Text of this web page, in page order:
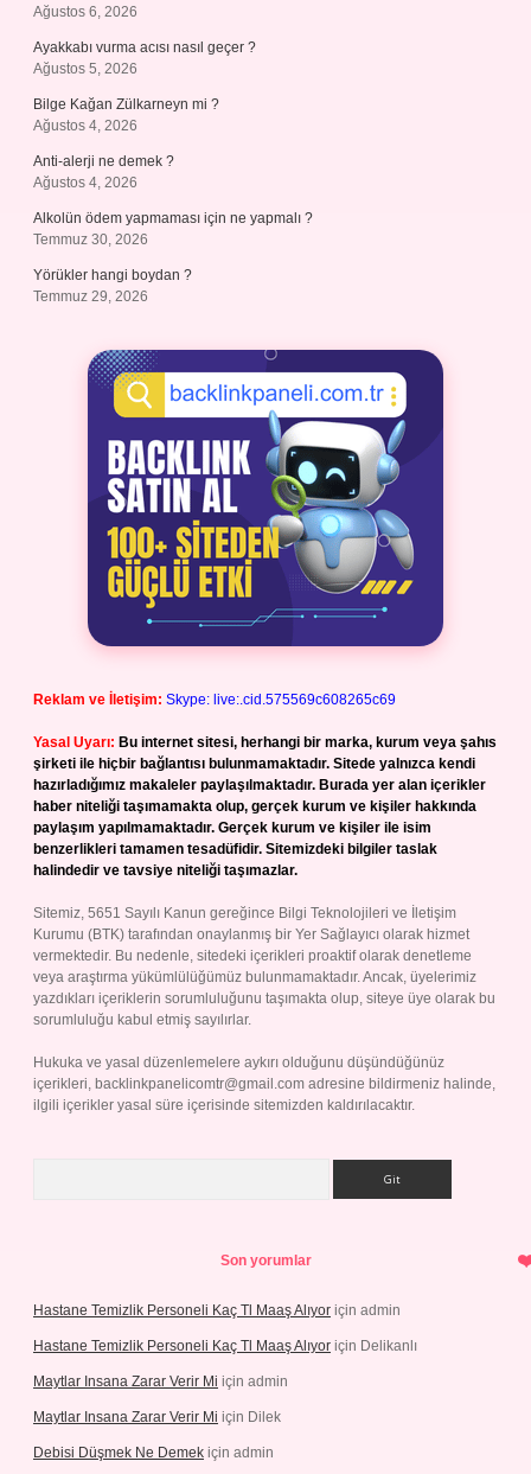
Ağustos 6, 2026
Ayakkabı vurma acısı nasıl geçer ?
Ağustos 5, 2026
Bilge Kağan Zülkarneyn mi ?
Ağustos 4, 2026
Anti-alerji ne demek ?
Ağustos 4, 2026
Alkolün ödem yapmaması için ne yapmalı ?
Temmuz 30, 2026
Yörükler hangi boydan ?
Temmuz 29, 2026
Reklam ve İletişim: Skype: live:.cid.575569c608265c69
Yasal Uyarı: Bu internet sitesi, herhangi bir marka, kurum veya şahıs
şirketi ile hiçbir bağlantısı bulunmamaktadır. Sitede yalnızca kendi
hazırladığımız makaleler paylaşılmaktadır. Burada yer alan içerikler
haber niteliği taşımamakta olup, gerçek kurum ve kişiler hakkında
paylaşım yapılmamaktadır. Gerçek kurum ve kişiler ile isim
benzerlikleri tamamen tesadüfidir. Sitemizdeki bilgiler taslak
halindedir ve tavsiye niteliği taşımazlar.
Sitemiz, 5651 Sayılı Kanun gereğince Bilgi Teknolojileri ve İletişim
Kurumu (BTK) tarafından onaylanmış bir Yer Sağlayıcı olarak hizmet
vermektedir. Bu nedenle, sitedeki içerikleri proaktif olarak denetleme
veya araştırma yükümlülüğümüz bulunmamaktadır. Ancak, üyelerimiz
yazdıkları içeriklerin sorumluluğunu taşımakta olup, siteye üye olarak bu
sorumluluğu kabul etmiş sayılırlar.
Hukuka ve yasal düzenlemelere aykırı olduğunu düşündüğünüz
içerikleri, backlinkpanelicomtr@gmail.com adresine bildirmeniz halinde,
ilgili içerikler yasal süre içerisinde sitemizden kaldırılacaktır.
Son yorumlar
Hastane Temizlik Personeli Kaç Tl Maaş Alıyor için admin
Hastane Temizlik Personeli Kaç Tl Maaş Alıyor için Delikanlı
Maytlar Insana Zarar Verir Mi için admin
Maytlar Insana Zarar Verir Mi için Dilek
Debisi Düşmek Ne Demek için admin